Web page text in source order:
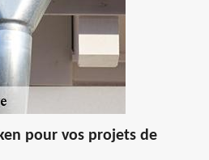
pour vos projets de